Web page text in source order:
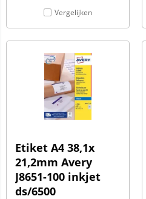
Vergelijken
Etiket A4 38,1x
21,2mm Avery
J8651-100 inkjet
ds/6500